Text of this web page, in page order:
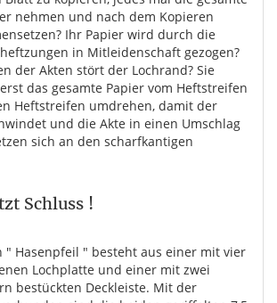
nehmen und nach dem Kopieren
Ihr Papier wird durch die
in Mitleidenschaft gezogen?
der Akten stört der Lochrand? Sie
das gesamte Papier vom Heftstreifen
Heftstreifen umdrehen, damit der
und die Akte in einen Umschlag
sich an den scharfkantigen
Schluss !
" Hasenpfeil " besteht aus einer mit vier
Lochplatte und einer mit zwei
bestückten Deckleiste. Mit der